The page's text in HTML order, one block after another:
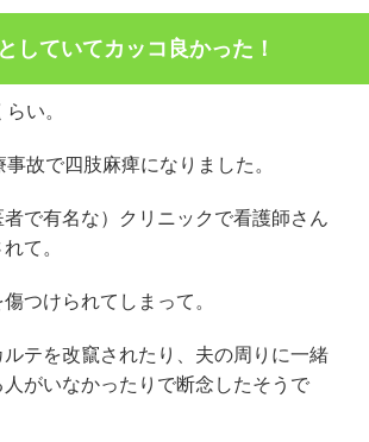
していてカッコ良かった！
い。
故で四肢麻痺になりました。
で有名な）クリニックで看護師さん
て。
つけられてしまって。
テを改竄されたり、夫の周りに一緒
がいなかったりで断念したそうで